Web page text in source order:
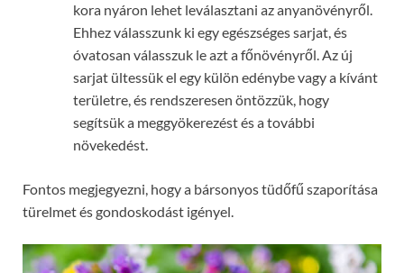
kora nyáron lehet leválasztani az anyanövényről.
Ehhez válasszunk ki egy egészséges sarjat, és
óvatosan válasszuk le azt a főnövényről. Az új
sarjat ültessük el egy külön edénybe vagy a kívánt
területre, és rendszeresen öntözzük, hogy
segítsük a meggyökerezést és a további
növekedést.
Fontos megjegyezni, hogy a bársonyos tüdőfű szaporítása
türelmet és gondoskodást igényel.